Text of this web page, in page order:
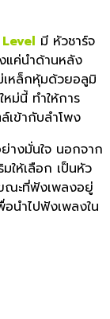
มี หัวชาร์จ
แค่นำด้านหลัง
เหล็กหุ้มด้วยอลูมิ
ม่นี้ ทำให้การ
เข้ากับลำโพง
ย่างมั่นใจ นอกจาก
ให้เลือก เป็นหัว
ณะที่ฟังเพลงอยู่
นำไปฟังเพลงใน